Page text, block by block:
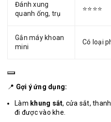
Đánh xung
quanh ống, trụ
⭐⭐⭐⭐
Gắn máy khoan
mini
Có loại
📍 Gợi ý ứng dụng:
Làm khung sắt, cửa sắt,
đi được vào khe.